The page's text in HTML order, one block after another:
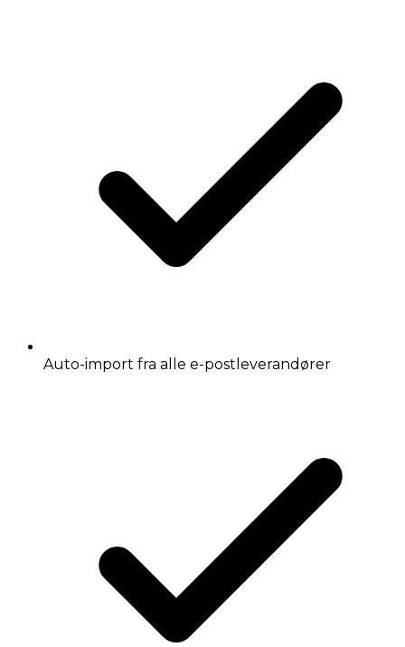
Auto-import fra alle e-postleverandører